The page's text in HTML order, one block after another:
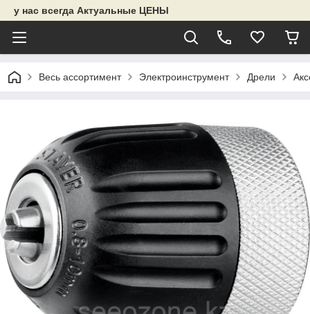
у нас всегда Актуальные ЦЕНЫ
Весь ассортимент Электроинструмент Дрели